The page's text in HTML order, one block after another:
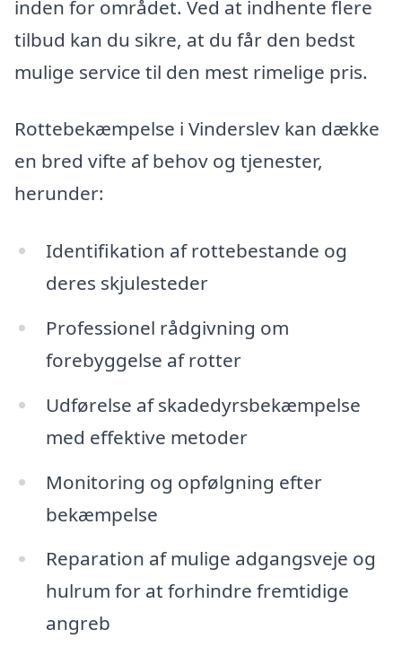
inden for området. Ved at indhente flere
tilbud kan du sikre, at du får den bedst
mulige service til den mest rimelige pris.
Rottebekæmpelse i Vinderslev kan dække
en bred vifte af behov og tjenester,
herunder:
Identifikation af rottebestande og
deres skjulesteder
Professionel rådgivning om
forebyggelse af rotter
Udførelse af skadedyrsbekæmpelse
med effektive metoder
Monitoring og opfølgning efter
bekæmpelse
Reparation af mulige adgangsveje og
hulrum for at forhindre fremtidige
angreb